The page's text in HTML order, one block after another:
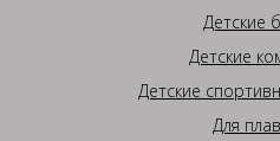
Детские
Детские
Детские
Для